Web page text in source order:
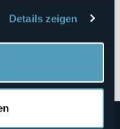
Details zeigen